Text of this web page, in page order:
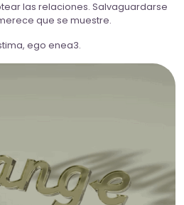
las relaciones. Salvaguardarse
que se muestre.
ego enea3.